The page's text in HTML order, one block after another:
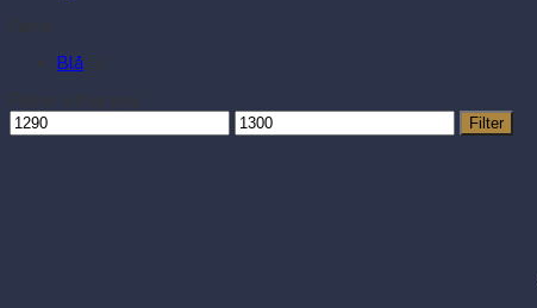
Blå
Mindste
pris
Højeste
pris
Filter